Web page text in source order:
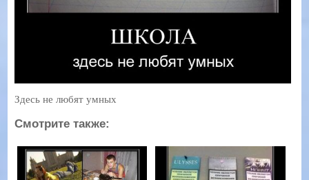
Здесь не любят умных
Смотрите также: